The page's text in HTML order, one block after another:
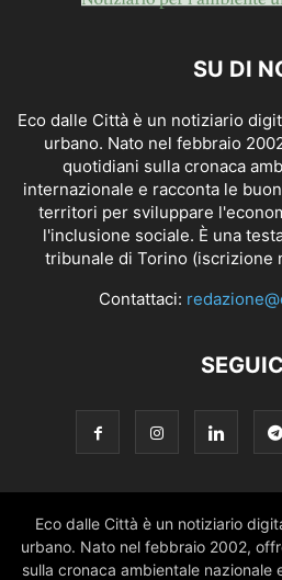
SU DI
Eco dalle Città è un notiziario
urbano. Nato nel febbraio
quotidiani sulla cronaca
internazionale e racconta le
territori per sviluppare
l'inclusione sociale. È una
tribunale di Torino (iscrizione
Contattaci:
Eco dalle Città è un notiziario
urbano. Nato nel febbraio 2002,
sulla cronaca ambientale nazionale